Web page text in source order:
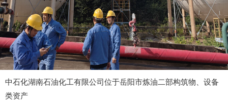
中石化湖南石油化工有限公司位于岳阳市炼油二部构筑物、设备
类资产